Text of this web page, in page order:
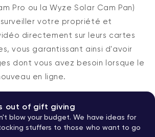
Pro ou la Wyze Solar Cam Pan)
votre propriété et
directement sur leurs cartes
vous garantissant ainsi d'avoir
dont vous avez besoin lorsque le
en ligne.
out of gift giving
blow your budget. We have ideas for
stuffers to those who want to go